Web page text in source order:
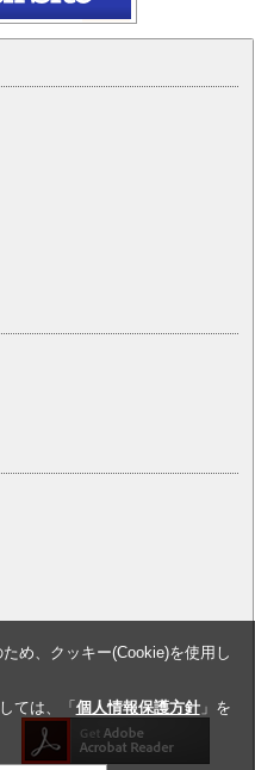
め、クッキー(Cookie)を使用し
ては、「 個人情報保護方針」を